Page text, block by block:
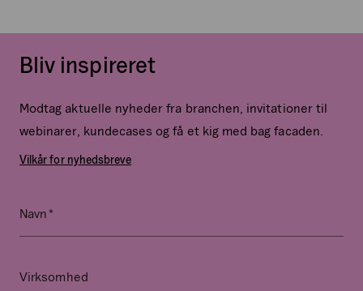
Bliv inspireret
Modtag aktuelle nyheder fra branchen, invitationer til
webinarer, kundecases og få et kig med bag facaden.
Vilkår for nyhedsbreve
Navn
Virksomhed
Comments